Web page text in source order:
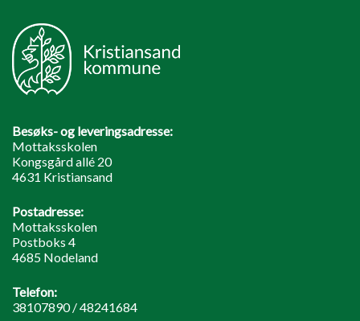
Besøks- og leveringsadresse:
Mottaksskolen
Kongsgård allé 20
4631 Kristiansand
Postadresse:
Mottaksskolen
Postboks 4
4685 Nodeland
Telefon:
38107890 / 48241684